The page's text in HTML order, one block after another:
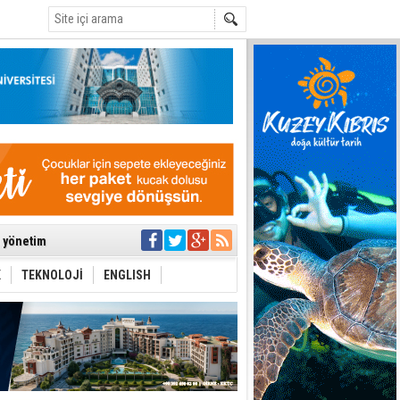
yönetim
arasında
Yasası
TEKNOLOJİ ENGLISH